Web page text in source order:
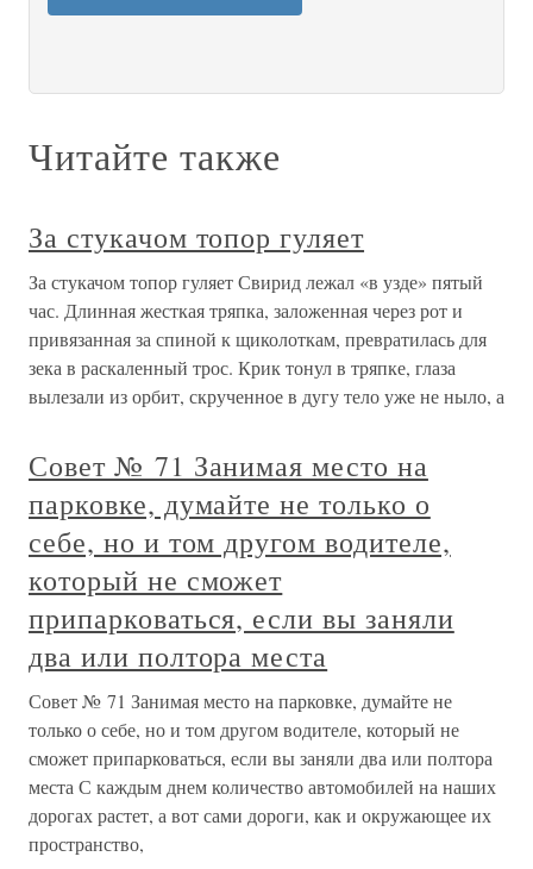
Читайте также
За стукачом топор гуляет
За стукачом топор гуляет Свирид лежал «в узде» пятый
час. Длинная жесткая тряпка, заложенная через рот и
привязанная за спиной к щиколоткам, превратилась для
зека в раскаленный трос. Крик тонул в тряпке, глаза
вылезали из орбит, скрученное в дугу тело уже не ныло, а
Совет № 71 Занимая место на
парковке, думайте не только о
себе, но и том другом водителе,
который не сможет
припарковаться, если вы заняли
два или полтора места
Совет № 71 Занимая место на парковке, думайте не
только о себе, но и том другом водителе, который не
сможет припарковаться, если вы заняли два или полтора
места С каждым днем количество автомобилей на наших
дорогах растет, а вот сами дороги, как и окружающее их
пространство,